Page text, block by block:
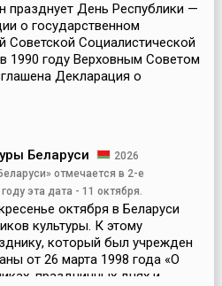
празднует День Республики —
о государственном
Советской Социалистической
1990 году Верховным Советом
Декларация о
Беларуси
2026
отмечается в 2-е
эта дата - 11 октября.
октября в Беларуси
культуры. К этому
который был учрежден
от 26 марта 1998 года «О
праздничных днях и